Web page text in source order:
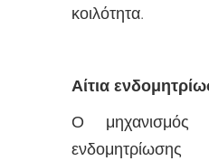
κοιλότητα.
Αίτια
Ο μηχανισμός